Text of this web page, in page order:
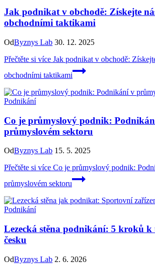
Jak podnikat v obchodě: Získejte
obchodními taktikami
OdByznys Lab 30. 12. 2025
Přečtěte si více Jak podnikat v obchodě:
obchodními taktikami
Podnikání
Co je průmyslový podnik:
průmyslovém sektoru
OdByznys Lab 15. 5. 2025
Přečtěte si více Co je průmyslový podnik:
průmyslovém sektoru
Podnikání
Lezecká stěna podnikání: 5 kroků k
česku
OdByznys Lab 2. 6. 2026